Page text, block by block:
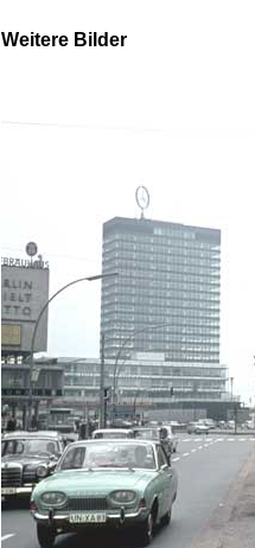
Weitere Bilder